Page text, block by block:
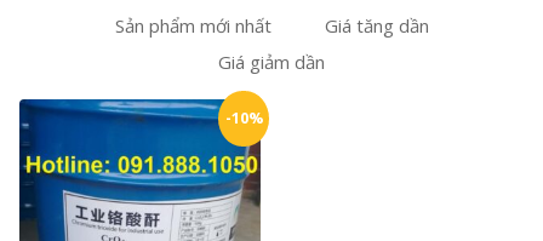
Sản phẩm mới nhất
Giá tăng dần
Giá giảm dần
-10%